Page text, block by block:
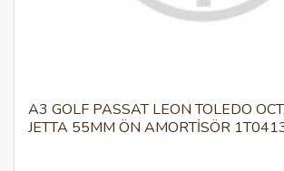
A3 GOLF PASSAT LEON TOLEDO
JETTA 55MM ÖN AMORTISÖR